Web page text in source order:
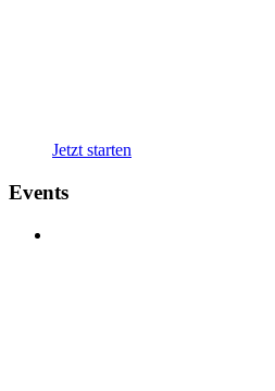
Jetzt starten
Events